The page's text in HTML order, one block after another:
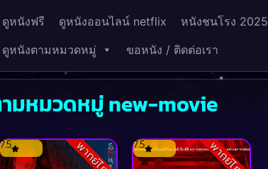
ดูหนังฟรี ดูหนังออนไลน์ netflix หนังชนโรง 2025
ดูหนังตามหมวดหมู่
ขอหนัง / ติดต่อเรา
มหมวดหมู่ new-movie
7.5 7.5